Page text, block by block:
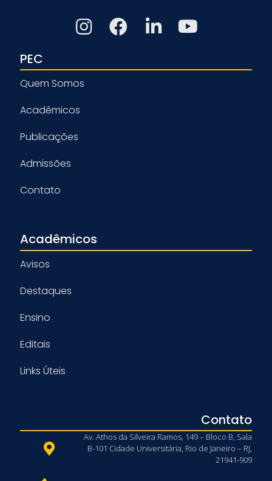
PEC
Quem Somos
Acadêmicos
Publicações
Admissões
Contato
Acadêmicos
Avisos
Destaques
Ensino
Editais
Links Úteis
Contato
Av. Athos da Silveira Ramos, 149 – Bloco B, Sala
B-101 Cidade Universitária, Rio de Janeiro – RJ,
21941-909